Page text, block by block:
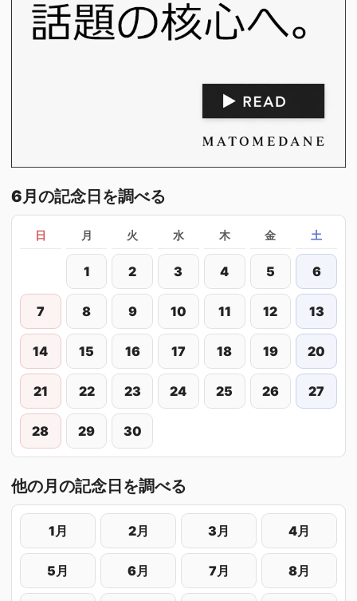
6月の記念日を調べる
日 月 火 水 木 金 土
1 2 3 4 5 6
7 8 9 10 11 12 13
14 15 16 17 18 19 20
21 22 23 24 25 26 27
28 29 30
他の月の記念日を調べる
1月 2月 3月 4月
5月 6月 7月 8月